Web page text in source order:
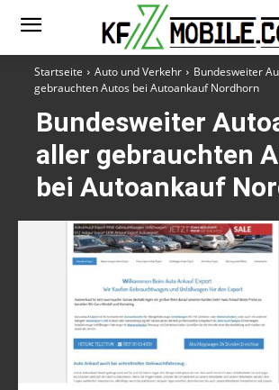
Startseite Auto und Verkehr
Bundesweiter
gebrauchten Autos bei Autoankauf Nordhorn
Bundesweiter
aller gebrauchten
bei Autoankauf